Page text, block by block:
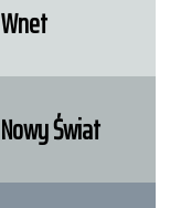
Wnet
Nowy Świat